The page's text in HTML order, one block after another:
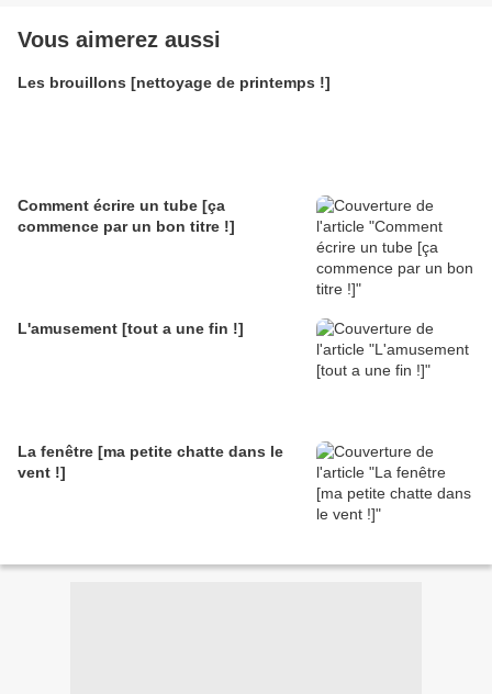
Vous aimerez aussi
Les brouillons [nettoyage de printemps !]
Comment écrire un tube [ça
commence par un bon titre !]
L'amusement [tout a une fin !]
La fenêtre [ma petite chatte dans le
vent !]